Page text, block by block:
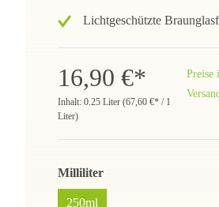
Lichtgeschützte
16,90 €*
Inhalt: 0.25 Liter (67,60 €* / 1
Liter)
Preise
Milliliter
250ml